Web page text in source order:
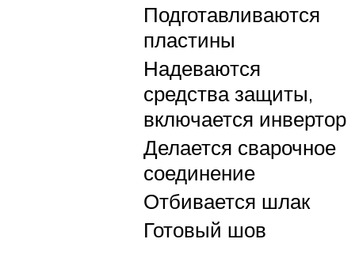
Подготавливаются
пластины
Надеваются
средства защиты,
включается инвертор
Делается сварочное
соединение
Отбивается шлак
Готовый шов